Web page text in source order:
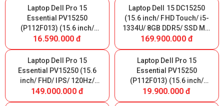
WIN11H/ Black)
Laptop Dell Pro 15
Essential PV15250
(P112F013) (15.6 inch/
FHD/ IPS/ i5-1354U/ 8GB
DDR5/ SSD 512GB/ DOS/
Carbon Black) Nhập Khẩu
16.590.000 đ
Laptop Dell 15 DC15250
(15.6 inch/ FHD Touch/ i5-
1334U/ 8GB DDR5/ SSD M.2
512GB/ Win 11/ Black)
Nhập Khẩu
169.900.000 đ
Laptop Dell Pro 15
Essential PV15250 (15.6
inch/ FHD/ IPS/ 120Hz/
Core 3-100U/ 8GB/ SSD
512GB/ Ubuntu/ Black)
149.000.000 đ
Laptop Dell Pro 15
Essential PV15250
(P112F013) (15.6 inch/
FHD/ IPS/ 120Hz/ i7-
1355U/ 8GB DDR5/ SSD
19.900.000 đ